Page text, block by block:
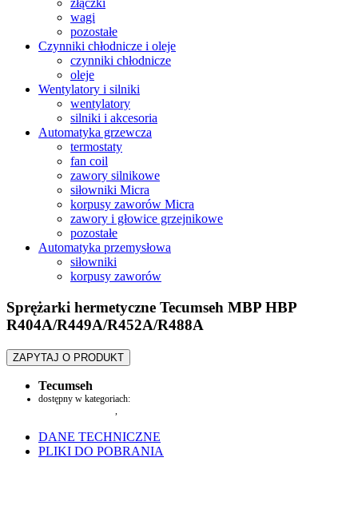
złączki
wagi
pozostałe
Czynniki chłodnicze i oleje
czynniki chłodnicze
oleje
Wentylatory i silniki
wentylatory
silniki i akcesoria
Automatyka grzewcza
termostaty
fan coil
zawory silnikowe
siłowniki Micra
korpusy zaworów Micra
zawory i głowice grzejnikowe
pozostałe
Automatyka przemysłowa
siłowniki
korpusy zaworów
Sprężarki hermetyczne Tecumseh MBP HBP
R404A/R449A/R452A/R488A
ZAPYTAJ O PRODUKT
Tecumseh
dostępny w kategoriach:
DANE TECHNICZNE
PLIKI DO POBRANIA